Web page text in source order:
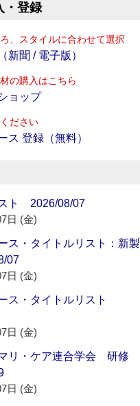
・登録
、スタイルに合わせて選択
新聞 / 電子版）
の購入はこちら
ョップ
ださい
ス 登録（無料）
ト 2026/08/07
日 (金)
ス・タイトルリスト：新製
07
日 (金)
ス・タイトルリスト
日 (金)
リ・ケア連合学会 研修
日 (金)